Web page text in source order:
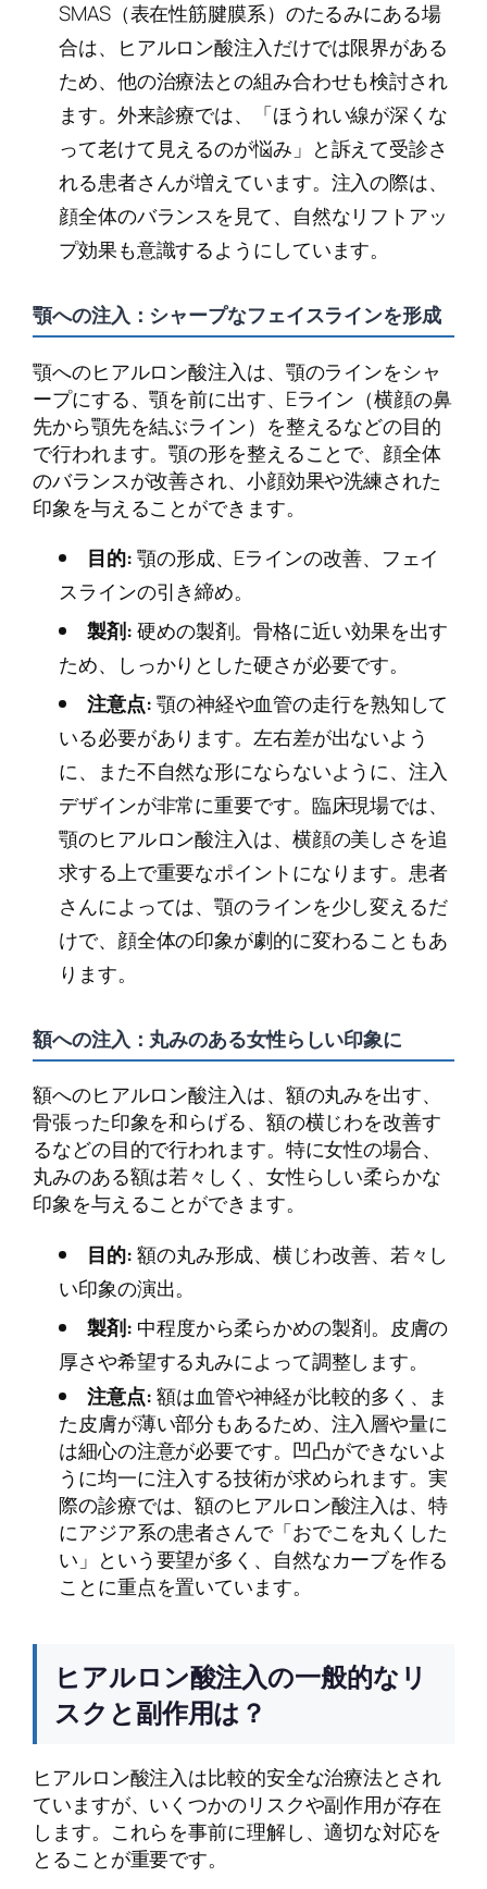
SMAS（表在性筋腱膜系）のたるみにある場
合は、ヒアルロン酸注入だけでは限界がある
ため、他の治療法との組み合わせも検討され
ます。外来診療では、「ほうれい線が深くな
って老けて見えるのが悩み」と訴えて受診さ
れる患者さんが増えています。注入の際は、
顔全体のバランスを見て、自然なリフトアッ
プ効果も意識するようにしています。
顎への注入：シャープなフェイスラインを形成
顎へのヒアルロン酸注入は、顎のラインをシャ
ープにする、顎を前に出す、Eライン（横顔の鼻
先から顎先を結ぶライン）を整えるなどの目的
で行われます。顎の形を整えることで、顔全体
のバランスが改善され、小顔効果や洗練された
印象を与えることができます。
目的:顎の形成、Eラインの改善、フェイ
スラインの引き締め。
製剤:硬めの製剤。骨格に近い効果を出す
ため、しっかりとした硬さが必要です。
注意点:顎の神経や血管の走行を熟知して
いる必要があります。左右差が出ないよう
に、また不自然な形にならないように、注入
デザインが非常に重要です。臨床現場では、
顎のヒアルロン酸注入は、横顔の美しさを追
求する上で重要なポイントになります。患者
さんによっては、顎のラインを少し変えるだ
けで、顔全体の印象が劇的に変わることもあ
ります。
額への注入：丸みのある女性らしい印象に
額へのヒアルロン酸注入は、額の丸みを出す、
骨張った印象を和らげる、額の横じわを改善す
るなどの目的で行われます。特に女性の場合、
丸みのある額は若々しく、女性らしい柔らかな
印象を与えることができます。
目的:額の丸み形成、横じわ改善、若々し
い印象の演出。
製剤: 中程度から柔らかめの製剤。皮膚の
厚さや希望する丸みによって調整します。
注意点:額は血管や神経が比較的多く、ま
た皮膚が薄い部分もあるため、注入層や量に
は細心の注意が必要です。凹凸ができないよ
うに均一に注入する技術が求められます。実
際の診療では、額のヒアルロン酸注入は、特
にアジア系の患者さんで「おでこを丸くした
い」という要望が多く、自然なカーブを作る
ことに重点を置いています。
ヒアルロン酸注入の一般的なリ
スクと副作用は？
ヒアルロン酸注入は比較的安全な治療法とされ
ていますが、いくつかのリスクや副作用が存在
します。これらを事前に理解し、適切な対応を
とることが重要です。